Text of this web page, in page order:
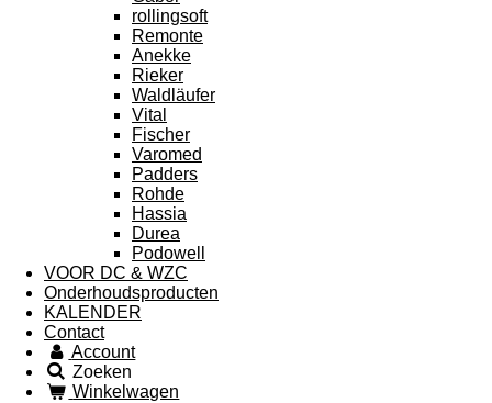
rollingsoft
Remonte
Anekke
Rieker
Waldläufer
Vital
Fischer
Varomed
Padders
Rohde
Hassia
Durea
Podowell
VOOR DC & WZC
Onderhoudsproducten
KALENDER
Contact
Account
Zoeken
Winkelwagen